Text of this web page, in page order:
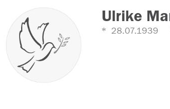
Ulrike
28.07.1939